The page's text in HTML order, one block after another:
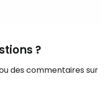
?
des commentaires sur